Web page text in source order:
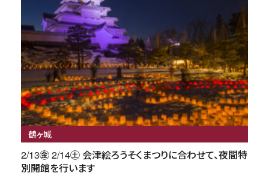
鶴ヶ城
2/13㊎ 2/14㊏ 会津絵ろうそくまつりに合わせて、夜間特
別開館を行います